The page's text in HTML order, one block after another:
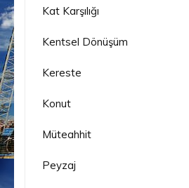
Kat Karşılığı
Kentsel Dönüşüm
Kereste
Konut
Müteahhit
Peyzaj